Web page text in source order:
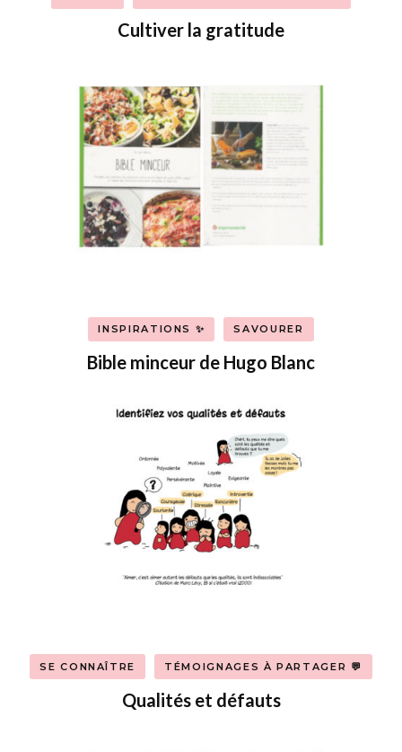
Cultiver la gratitude
INSPIRATIONS ✨ SAVOURER
Bible minceur de Hugo Blanc
SE CONNAÎTRE TÉMOIGNAGES À PARTAGER 💬
Qualités et défauts